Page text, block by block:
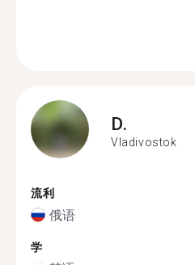
D.
Vladivostok
流利
俄语
学